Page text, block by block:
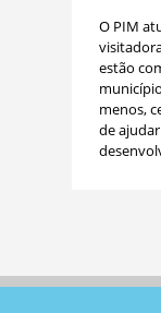
O PIM
estão
menos,
de